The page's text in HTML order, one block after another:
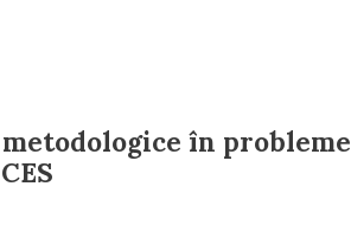
în probleme